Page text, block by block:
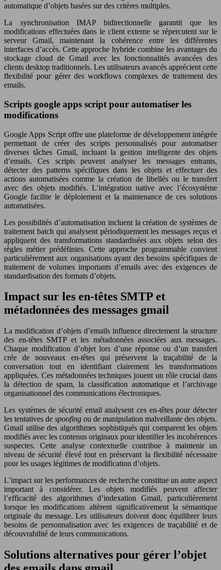
automatique d’objets basées sur des critères multiples.
La synchronisation IMAP bidirectionnelle garantit que les
modifications effectuées dans le client externe se répercutent sur le
serveur Gmail, maintenant la cohérence entre les différentes
interfaces d’accès. Cette approche hybride combine les avantages du
stockage cloud de Gmail avec les fonctionnalités avancées des
clients desktop traditionnels. Les utilisateurs avancés apprécient cette
flexibilité pour gérer des workflows complexes de traitement des
emails.
Scripts google apps script pour automatiser les
modifications
Google Apps Script offre une plateforme de développement intégrée
permettant de créer des scripts personnalisés pour automatiser
diverses tâches Gmail, incluant la gestion intelligente des objets
d’emails. Ces scripts peuvent analyser les messages entrants,
détecter des patterns spécifiques dans les objets et effectuer des
actions automatisées comme la création de libellés ou le transfert
avec des objets modifiés. L’intégration native avec l’écosystème
Google facilite le déploiement et la maintenance de ces solutions
automatisées.
Les possibilités d’automatisation incluent la création de systèmes de
traitement batch qui analysent périodiquement les messages reçus et
appliquent des transformations standardisées aux objets selon des
règles métier prédéfinies. Cette approche programmable convient
particulièrement aux organisations ayant des besoins spécifiques de
traitement de volumes importants d’emails avec des exigences de
standardisation des formats d’objets.
Impact sur les en-têtes SMTP et
métadonnées des messages gmail
La modification d’objets d’emails influence directement la structure
des en-têtes SMTP et les métadonnées associées aux messages.
Chaque modification d’objet lors d’une réponse ou d’un transfert
crée de nouveaux en-têtes qui préservent la traçabilité de la
conversation tout en identifiant clairement les transformations
appliquées. Ces métadonnées techniques jouent un rôle crucial dans
la détection de spam, la classification automatique et l’archivage
organisationnel des communications électroniques.
Les systèmes de sécurité email analysent ces en-têtes pour détecter
les tentatives de spoofing ou de manipulation malveillante des objets.
Gmail utilise des algorithmes sophistiqués qui comparent les objets
modifiés avec les contenus originaux pour identifier les incohérences
suspectes. Cette analyse contextuelle contribue à maintenir un
niveau de sécurité élevé tout en préservant la flexibilité nécessaire
pour les usages légitimes de modification d’objets.
L’impact sur les performances de recherche constitue un autre aspect
important à considérer. Les objets modifiés peuvent affecter
l’efficacité des algorithmes d’indexation Gmail, particulièrement
lorsque les modifications altèrent significativement la sémantique
originale du message. Les utilisateurs doivent donc équilibrer leurs
besoins de personnalisation avec les exigences de traçabilité et de
découvrabilité de leurs communications.
Solutions alternatives pour gérer l’objet